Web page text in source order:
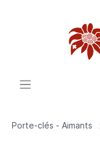
Porte-clés - Aimants